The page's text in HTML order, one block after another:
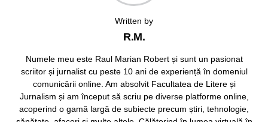
Written by
R.M.
Numele meu este Raul Marian Robert și sunt un pasionat
scriitor și jurnalist cu peste 10 ani de experiență în domeniul
comunicării online. Am absolvit Facultatea de Litere și
Jurnalism și am început să scriu pe diverse platforme online,
acoperind o gamă largă de subiecte precum știri, tehnologie,